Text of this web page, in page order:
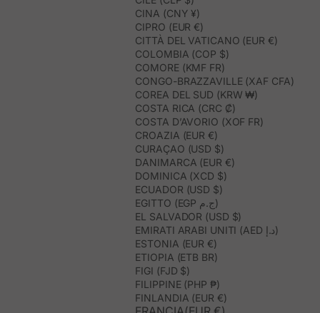
CINA (CNY ¥)
CIPRO (EUR €)
CITTÀ DEL VATICANO (EUR €)
COLOMBIA (COP $)
COMORE (KMF FR)
CONGO-BRAZZAVILLE (XAF CFA)
COREA DEL SUD (KRW ₩)
COSTA RICA (CRC ₡)
COSTA D’AVORIO (XOF FR)
CROAZIA (EUR €)
CURAÇAO (USD $)
DANIMARCA (EUR €)
DOMINICA (XCD $)
ECUADOR (USD $)
EGITTO (EGP ج.م)
EL SALVADOR (USD $)
EMIRATI ARABI UNITI (AED د.إ)
ESTONIA (EUR €)
ETIOPIA (ETB BR)
FIGI (FJD $)
FILIPPINE (PHP ₱)
FINLANDIA (EUR €)